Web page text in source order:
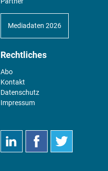
Mediadaten 2026
Rechtliches
Abo
Kontakt
Datenschutz
Impressum